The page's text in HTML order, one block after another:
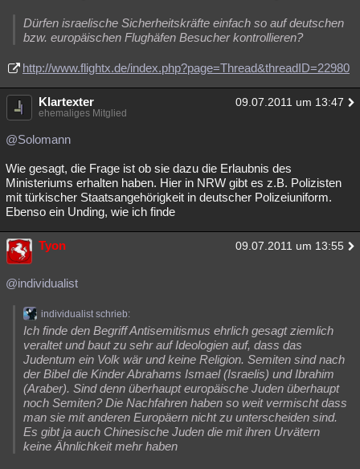
weitere Rubriken
Philosophie Träume Orte Esoterik Literatur
Astronomie Helpdesk Gruppen Gaming Filme
Musik Clash Allmystery English
Lesenswert Schlüsselwörter
Dürfen israelische Sicherheitskräfte einfach so auf deutschen
bzw. europäischen Flughäfen Besucher kontrollieren?
http://www.flightx.de/index.php?page=Thread&threadID=22980
Klartexter 09.07.2011 um 13:47
ehemaliges Mitglied
@Solomann
Wie gesagt, die Frage ist ob sie dazu die Erlaubnis des
Ministeriums erhalten haben. Hier in NRW gibt es z.B. Polizisten
mit türkischer Staatsangehörigkeit in deutscher Polizeiuniform.
Ebenso ein Unding, wie ich finde
Tyon 09.07.2011 um 13:55
@individualist
individualist schrieb:
Ich finde den Begriff Antisemitismus ehrlich gesagt ziemlich
veraltet und baut zu sehr auf Ideologien auf, dass das
Judentum ein Volk wär und keine Religion. Semiten sind nach
der Bibel die Kinder Abrahams Ismael (Israelis) und Ibrahim
(Araber). Sind denn überhaupt europäische Juden überhaupt
noch Semiten? Die Nachfahren haben so weit vermischt dass
man sie mit anderen Europäern nicht zu unterscheiden sind.
Es gibt ja auch Chinesische Juden die mit ihren Urvätern
keine Ähnlichkeit mehr haben